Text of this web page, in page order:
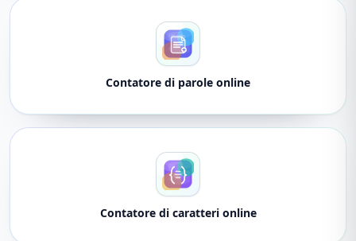
Contatore di parole online
Contatore di caratteri online